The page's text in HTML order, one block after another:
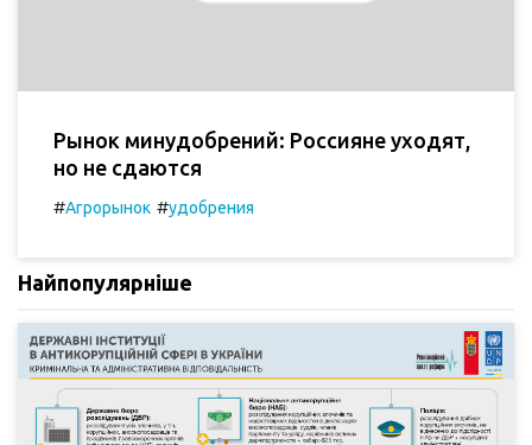
Рынок минудобрений: Россияне уходят,
но не сдаются
#Агрорынок #удобрения
Найпопулярніше